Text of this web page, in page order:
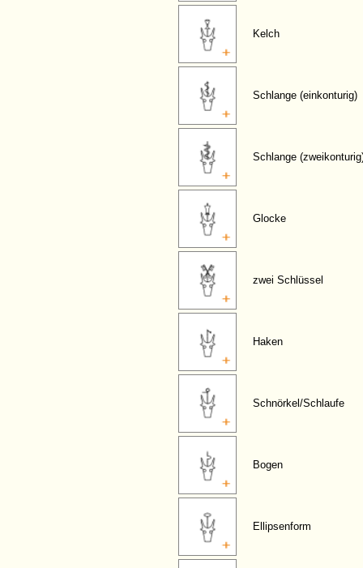
Kelch
Schlange (einkonturig)
Schlange
Glocke
zwei Schlüssel
Haken
Schnörkel/Schlaufe
Bogen
Ellipsenform